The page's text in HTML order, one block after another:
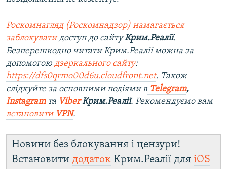
Роскомнагляд (Роскомнадзор) намагається
заблокуватидоступ до сайтуКрим.Реалії.
Безперешкодно читати Крим.Реалії можна за
допомогою дзеркального сайту:
https://dfs0qrmo00d6u.cloudfront.net. Також
слідкуйте за основними подіями в Telegram,
Instagramта ViberКрим.Реалії. Рекомендуємо вам
встановити VPN.
Новини без блокування і цензури!
Встановити додаток Крим.Реалії для iOS